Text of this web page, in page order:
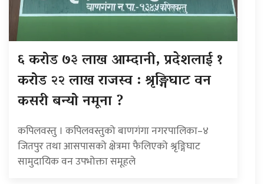
६ करोड ७३ लाख आम्दानी, प्रदेशलाई १
करोड २२ लाख राजस्व : श्रृङ्गिघाट वन
कसरी बन्यो नमूना ?
कपिलवस्तु । कपिलवस्तुको बाणगंगा नगरपालिका–४
जितपुर तथा आसपासको क्षेत्रमा फैलिएको श्रृङ्गिघाट
सामुदायिक वन उपभोक्ता समूहले